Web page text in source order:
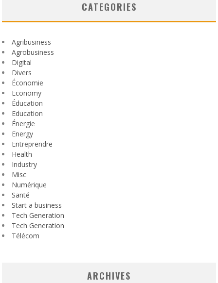
CATEGORIES
Agribusiness
Agrobusiness
Digital
Divers
Économie
Economy
Éducation
Education
Énergie
Energy
Entreprendre
Health
Industry
Misc
Numérique
Santé
Start a business
Tech Generation
Tech Generation
Télécom
ARCHIVES